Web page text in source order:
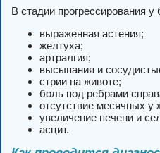
В стадии прогрессирования у
выраженная астения;
желтуха;
артралгия;
высыпания и
стрии на животе;
боль под ребрами
отсутствие месячных у
увеличение печени и
асцит.